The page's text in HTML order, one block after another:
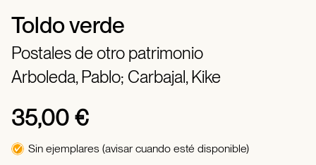
Toldo verde
Postales de otro patrimonio
Arboleda, Pablo; Carbajal, Kike
35,00 €
Sin ejemplares (avisar cuando esté disponible)